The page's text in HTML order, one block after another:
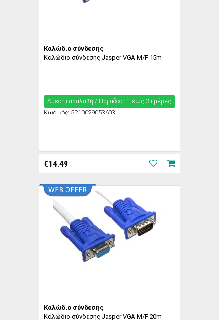
Καλώδιο σύνδεσης
Καλώδιο σύνδεσης Jasper VGA M/F 15m
Άμεση παραλαβή / Παράδoση 1 έως 3 ημέρες
Κωδικός: 5210029053603
€14.49
Καλώδιο σύνδεσης
Καλώδιο σύνδεσης Jasper VGA M/F 20m